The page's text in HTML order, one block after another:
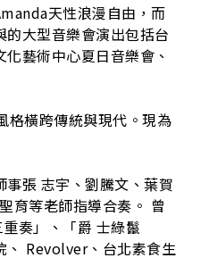
天性浪漫自由，而
大型音樂會演出包括台
藝術中心夏日音樂會、
格橫跨傳統與現代。現為
張 志宇、劉騰文、葉賀
育等老師指導合奏。 曾
奏」、「爵 士綠鬣
、 Revolver、台北素食生